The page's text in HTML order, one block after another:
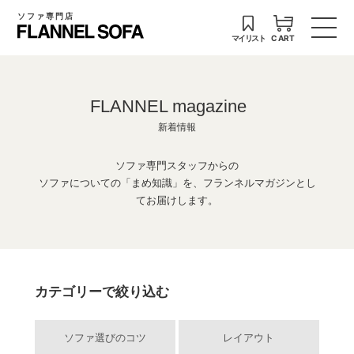
ソファ専門店
マイリスト CART
FLANNEL magazine
新着情報
ソファ専門スタッフからの
ソファについての「まめ知識」を、フランネルマガジンとし
てお届けします。
カテゴリーで絞り込む
ソファ選びのコツ レイアウト